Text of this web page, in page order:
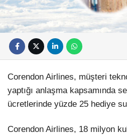
Corendon Airlines, müşteri
yaptığı anlaşma kapsamında
ücretlerinde yüzde 25 hediye
Corendon Airlines, 18 milyon